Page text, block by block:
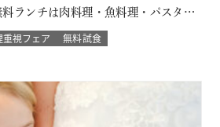
ランチは肉料理・魚料理・パスタか
開催なので土日とは違ってゆっくり
結婚式場の待合室などの付帯設備も
度試…
重視フェア 無料試食